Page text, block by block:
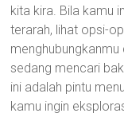
kita kira. Bila kamu
terarah, lihat opsi-
sedang mencari
ini adalah pintu
kamu ingin